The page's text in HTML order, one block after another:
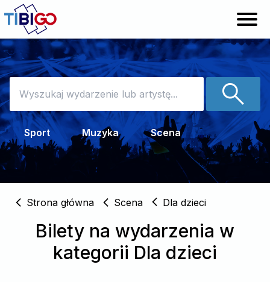
Sport Muzyka Scena
Sprzedaj bilety
Pomoc
Zaloguj
Strona główna Scena Dla dzieci
Bilety na wydarzenia w
kategorii Dla dzieci